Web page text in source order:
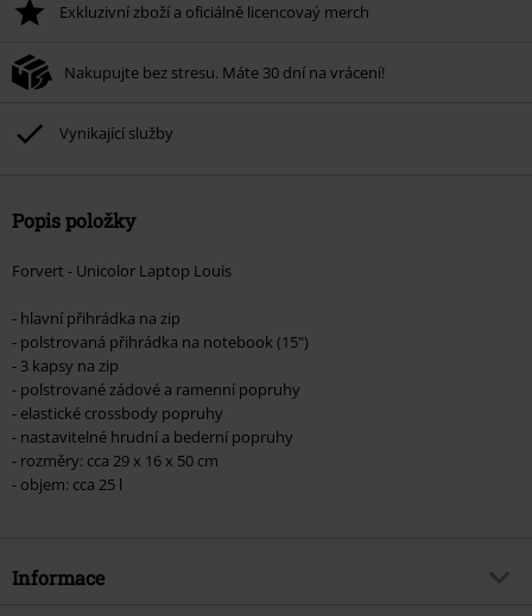
Exkluzivní zboží a oficiálně licencovaý merch
Nakupujte bez stresu. Máte 30 dní na vrácení!
Vynikající služby
Popis položky
Forvert - Unicolor Laptop Louis
- hlavní přihrádka na zip
- polstrovaná přihrádka na notebook (15")
- 3 kapsy na zip
- polstrované zádové a ramenní popruhy
- elastické crossbody popruhy
- nastavitelné hrudní a bederní popruhy
- rozměry: cca 29 x 16 x 50 cm
- objem: cca 25 l
Informace